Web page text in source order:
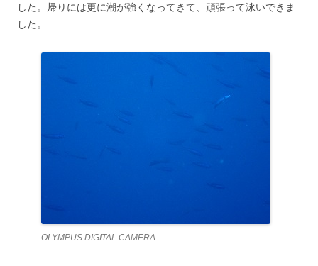
した。帰りには更に潮が強くなってきて、頑張って泳いできま
した。
OLYMPUS DIGITAL CAMERA